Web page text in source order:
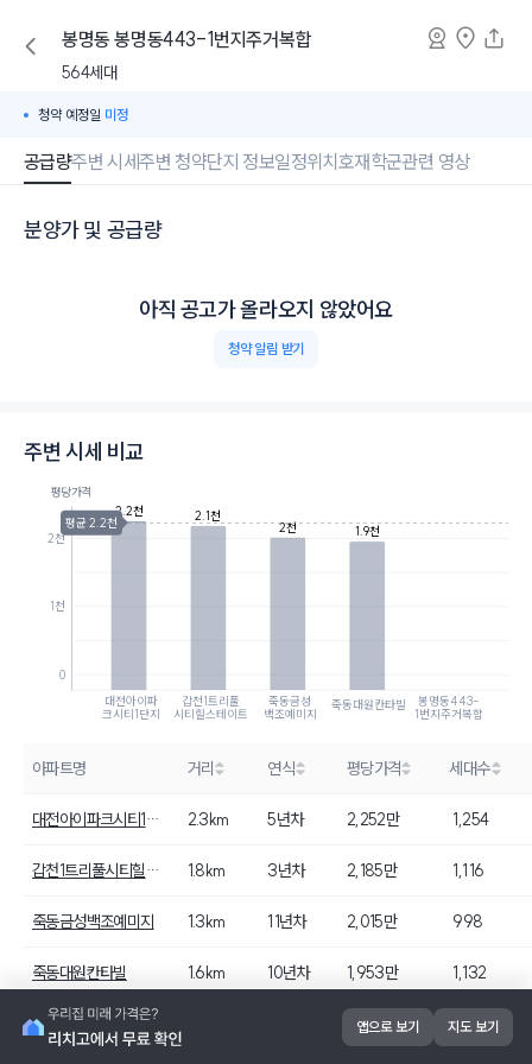
봉명동 봉명동443-1번지주거복합
564세대
청약 예정일 미정
공급량주변 시세주변 청약단지 정보일정위치호재학군관련 영상
분양가 및 공급량
아직 공고가 올라오지 않았어요
청약 알림 받기
주변 시세 비교
대전아이파
크시티1단지
갑천1트리풀
시티힐스테이트
죽동금성
백조예미지
죽동대원칸타빌
봉명동443-
1번지주거복합
0
1천
2천
평당가격
2.2천
2.1천
2천 1.9천
평균 2.2천
아파트명 거리 연식 평당가격 세대수
대전아이파크시티1단지 2.3km 5년차 2,252만 1,254
갑천1트리풀시티힐스테이트 1.8km 3년차 2,185만 1,116
죽동금성백조예미지 1.3km 11년차 2,015만 998
죽동대원칸타빌 1.6km 10년차 1,953만 1,132
봉명동443-1번지주거복합 564
앱으로 보기 지도 보기